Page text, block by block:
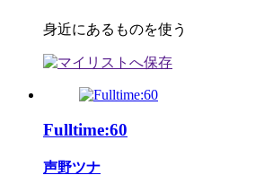
身近にあるものを使う
Fulltime:60
声野ツナ